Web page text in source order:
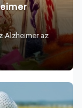
Alzheimer az